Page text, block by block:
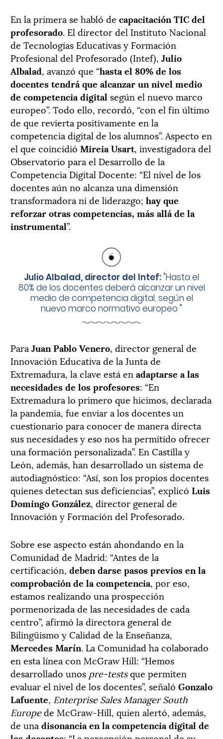
En la primera se habló de capacitación TIC del
profesorado. El director del Instituto Nacional
de Tecnologías Educativas y Formación
Profesional del Profesorado (Intef), Julio
Albalad, avanzó que “hasta el 80% de los
docentes tendrá que alcanzar un nivel medio
de competencia digital según el nuevo marco
europeo”. Todo ello, recordó, “con el fin último
de que revierta positivamente en la
competencia digital de los alumnos”. Aspecto en
el que coincidió Mireia Usart, investigadora del
Observatorio para el Desarrollo de la
Competencia Digital Docente: “El nivel de los
docentes aún no alcanza una dimensión
transformadora ni de liderazgo; hay que
reforzar otras competencias, más allá de la
instrumental”.
Julio Albalad, director del Intef:"Hasta el
80% de los docentes deberá alcanzar un nivel
medio de competencia digital, según el
nuevo marco normativo europeo "
Para Juan Pablo Venero, director general de
Innovación Educativa de la Junta de
Extremadura, la clave está en adaptarse a las
necesidades de los profesores: “En
Extremadura lo primero que hicimos, declarada
la pandemia, fue enviar a los docentes un
cuestionario para conocer de manera directa
sus necesidades y eso nos ha permitido ofrecer
una formación personalizada”. En Castilla y
León, además, han desarrollado un sistema de
autodiagnóstico: “Así, son los propios docentes
quienes detectan sus deficiencias”, explicó Luis
Domingo González, director general de
Innovación y Formación del Profesorado.
Sobre ese aspecto están ahondando en la
Comunidad de Madrid: “Antes de la
certificación, deben darse pasos previos en la
comprobación de la competencia, por eso,
estamos realizando una prospección
pormenorizada de las necesidades de cada
centro”, afirmó la directora general de
Bilingüismo y Calidad de la Enseñanza,
Mercedes Marín. La Comunidad ha colaborado
en esta línea con McGraw Hill: “Hemos
desarrollado unos pre-testsque permiten
evaluar el nivel de los docentes”, señaló Gonzalo
Lafuente, Enterprise Sales Manager South
Europede McGraw-Hill, quien alertó, además,
de una disonancia en la competencia digital de